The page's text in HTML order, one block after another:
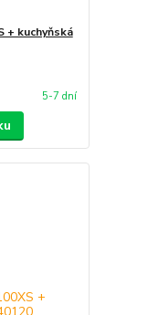
+ kuchyňská
5-7 dní